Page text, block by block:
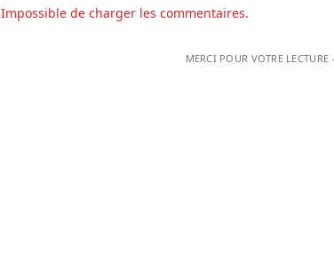
Impossible de charger les commentaires.
MERCI POUR VOTRE